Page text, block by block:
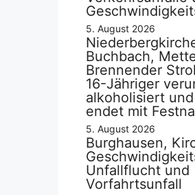
5. August 2026
Buchbach,
Brennender
16-Jähriger
alkoholisiert
endet mit
5. August 2026
Burghausen,
Unfallflucht und
Vorfahrtsunfall